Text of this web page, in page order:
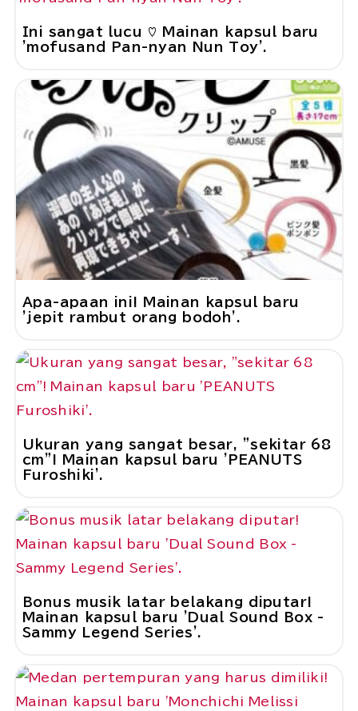
Ini sangat lucu ♡ Mainan kapsul baru
'mofusand Pan-nyan Nun Toy'.
Apa-apaan ini! Mainan kapsul baru
'jepit rambut orang bodoh'.
Ukuran yang sangat besar, "sekitar 68
cm"! Mainan kapsul baru 'PEANUTS
Furoshiki'.
Bonus musik latar belakang diputar!
Mainan kapsul baru 'Dual Sound Box -
Sammy Legend Series'.